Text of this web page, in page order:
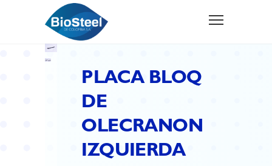
PLACA BLOQ
DE
OLECRANON
IZQUIERDA